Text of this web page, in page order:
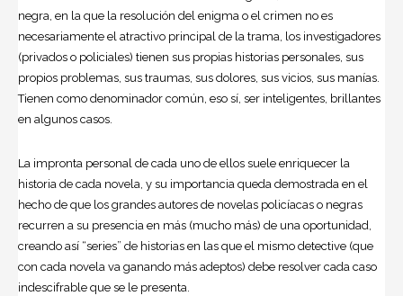
negra, en la que la resolución del enigma o el crimen no es
necesariamente el atractivo principal de la trama, los investigadores
(privados o policiales) tienen sus propias historias personales, sus
propios problemas, sus traumas, sus dolores, sus vicios, sus manías.
Tienen como denominador común, eso sí, ser inteligentes, brillantes
en algunos casos.
La impronta personal de cada uno de ellos suele enriquecer la
historia de cada novela, y su importancia queda demostrada en el
hecho de que los grandes autores de novelas policíacas o negras
recurren a su presencia en más (mucho más) de una oportunidad,
creando así “series” de historias en las que el mismo detective (que
con cada novela va ganando más adeptos) debe resolver cada caso
indescifrable que se le presenta.